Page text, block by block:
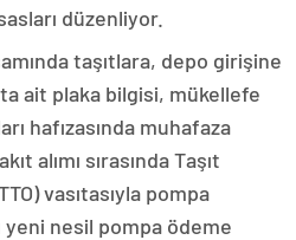
düzenliyor.
taşıtlara, depo girişine
ait plaka bilgisi, mükellefe
hafızasında muhafaza
alımı sırasında Taşıt
vasıtasıyla pompa
nesil pompa ödeme